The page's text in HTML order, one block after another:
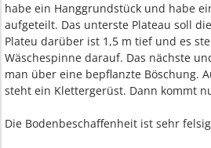
habe ein Hanggrundstück und habe
aufgeteilt. Das unterste Plateau soll
Plateu darüber ist 1,5 m tief und es
Wäschespinne darauf. Das nächste
man über eine bepflanzte Böschung.
steht ein Klettergerüst. Dann kommt
Die Bodenbeschaffenheit ist sehr